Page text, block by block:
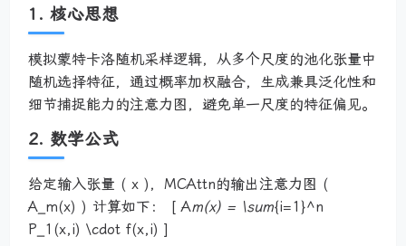
1. 核心思想
模拟蒙特卡洛随机采样逻辑，从多个尺度的池化张量中
随机选择特征，通过概率加权融合，生成兼具泛化性和
细节捕捉能力的注意力图，避免单一尺度的特征偏见。
2. 数学公式
给定输入张量 ( x )，MCAttn的输出注意力图 (
A_m(x) ) 计算如下： [ Am(x) = \sum{i=1}^n
P_1(x,i) \cdot f(x,i) ]